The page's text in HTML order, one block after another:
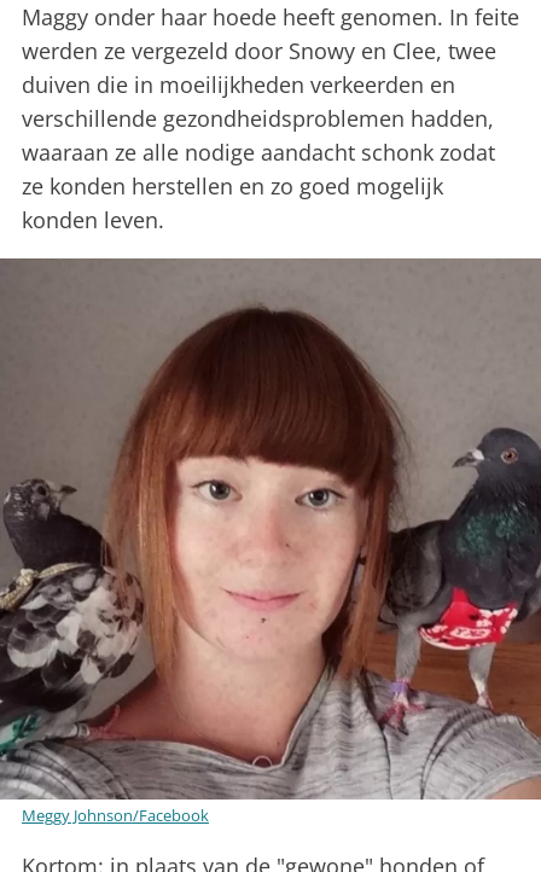
Maggy onder haar hoede heeft genomen. In feite
werden ze vergezeld door Snowy en Clee, twee
duiven die in moeilijkheden verkeerden en
verschillende gezondheidsproblemen hadden,
waaraan ze alle nodige aandacht schonk zodat
ze konden herstellen en zo goed mogelijk
konden leven.
Meggy Johnson/Facebook
Kortom: in plaats van de "gewone" honden of